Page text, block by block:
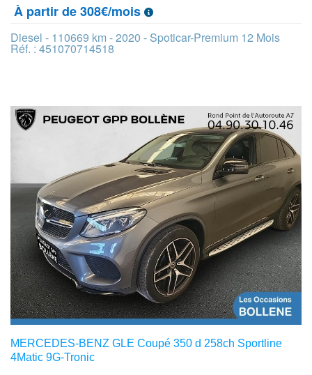
À partir de 308€/mois
Diesel - 110669 km - 2020 - Spoticar-Premium 12 Mois
Réf. : 451070714518
MERCEDES-BENZ GLE Coupé 350 d 258ch Sportline
4Matic 9G-Tronic